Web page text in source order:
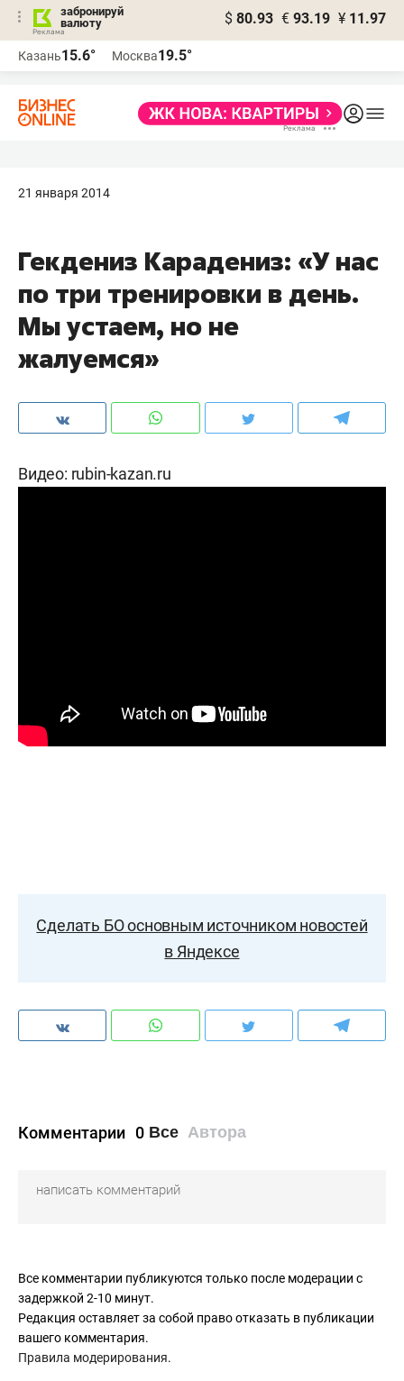
забронируй
валюту
$ 80.93 € 93.19 ¥ 11.97
Казань15.6° Москва19.5°
21 января 2014
Гекдениз Карадениз: «У нас
по три тренировки в день.
Мы устаем, но не
жалуемся»
Видео: rubin-kazan.ru
Сделать БО основным источником новостей
в Яндексе
Комментарии 0 Все Автора
Все комментарии публикуются только после модерации с
задержкой 2-10 минут.
Редакция оставляет за собой право отказать в публикации
вашего комментария.
Правила модерирования.